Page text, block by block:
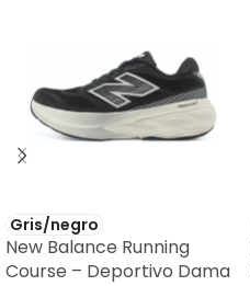
Gris/negro
New Balance Running
Course – Deportivo Dama